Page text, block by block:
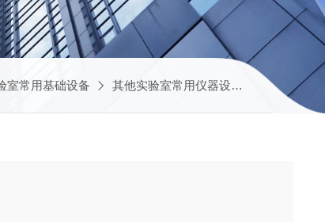
室常用基础设备 其他实验室常用仪器设备 BM-600（